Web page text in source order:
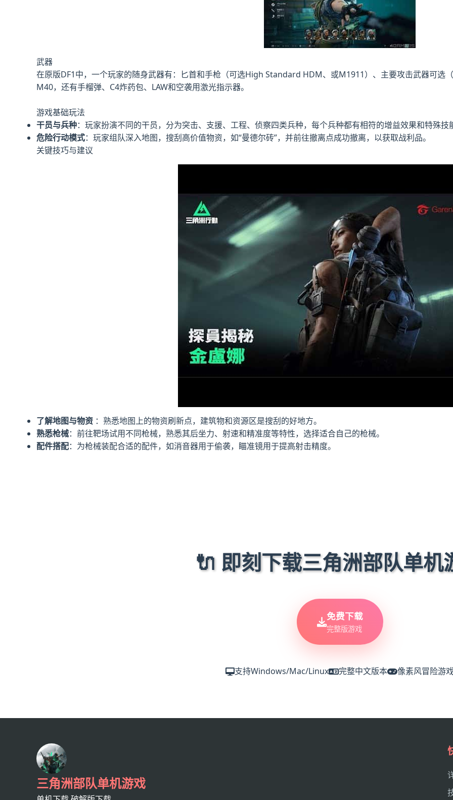
武器
在原版DF1中，一个玩家的随身武器有：匕首和手枪（可选High Standard HDM、或M1911）、主要攻击武器可选
M40，还有手榴弹、C4炸药包、LAW和空袭用激光指示器。
游戏基础玩法
干员与兵种：玩家扮演不同的干员，分为突击、支援、工程、侦察四类兵种，每个兵种都有相符的增益效果和特殊技
危险行动模式：玩家组队深入地图，搜刮高价值物资，如“曼德尔砖”，并前往撤离点成功撤离，以获取战利品。
关键技巧与建议
了解地图与物资 ：熟悉地图上的物资刷新点，建筑物和资源区是搜刮的好地方。
熟悉枪械：前往靶场试用不同枪械，熟悉其后坐力、射速和精准度等特性，选择适合自己的枪械。
配件搭配：为枪械装配合适的配件，如消音器用于偷袭，瞄准镜用于提高射击精度。
🔌 即刻下载三角洲部队单机
免费下载
完整版游戏
支持Windows/Mac/Linux 完整中文版本 像素风冒险游
三角洲部队单机游戏